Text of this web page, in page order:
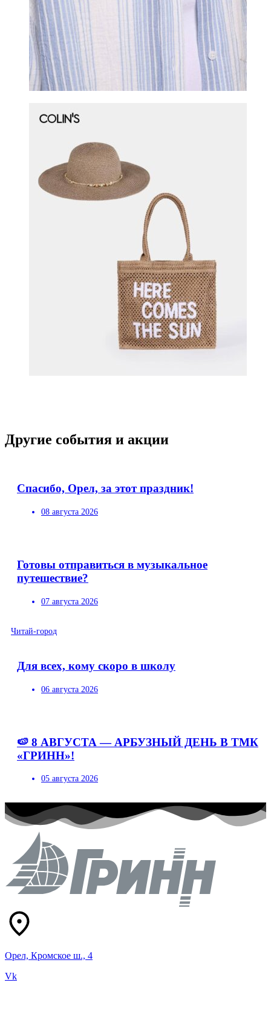
Другие события и акции
Спасибо, Орел, за этот праздник!
08 августа 2026
Готовы отправиться в музыкальное
путешествие?
07 августа 2026
Читай-город
Для всех, кому скоро в школу
06 августа 2026
🍉 8 АВГУСТА — АРБУЗНЫЙ ДЕНЬ В ТМК
«ГРИНН»!
05 августа 2026
Орел, Кромское ш., 4
Vk